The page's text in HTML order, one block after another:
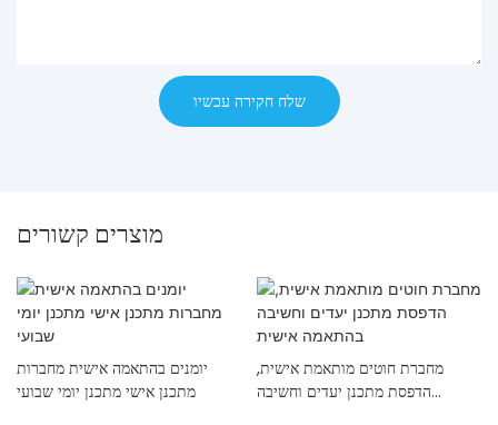
שלח חקירה עכשיו
מוצרים קשורים
יומנים בהתאמה אישית מחברות
מתכנן אישי מתכנן יומי שבועי
מחברת חוטים מותאמת אישית,
הדפסת מתכנן יעדים וחשיבה